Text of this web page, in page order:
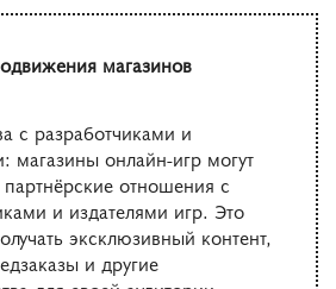
магазинов
с разработчиками и
магазины онлайн-игр могут
партнёрские отношения с
и издателями игр. Это
эксклюзивный контент,
и другие